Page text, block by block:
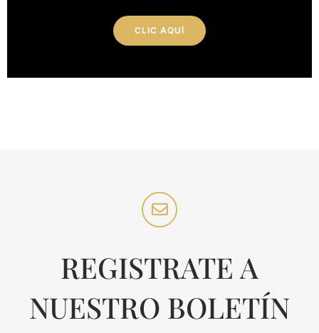
CLIC AQUÍ
REGISTRATE A
NUESTRO BOLETÍN